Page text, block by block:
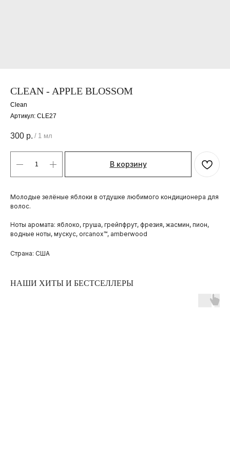
CLEAN - APPLE BLOSSOM
Clean
Артикул: CLE27
300 р. / 1 мл
В корзину
Молодые зелёные яблоки в отдушке любимого кондиционера для
волос.
Ноты аромата: яблоко, груша, грейпфрут, фрезия, жасмин, пион,
водные ноты, мускус, оrcanox™, аmberwood
Страна: США
НАШИ ХИТЫ И БЕСТСЕЛЛЕРЫ